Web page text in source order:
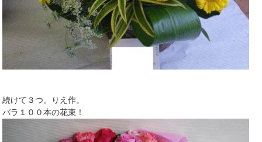
続けて３つ。りえ作。
バラ１００本の花束！